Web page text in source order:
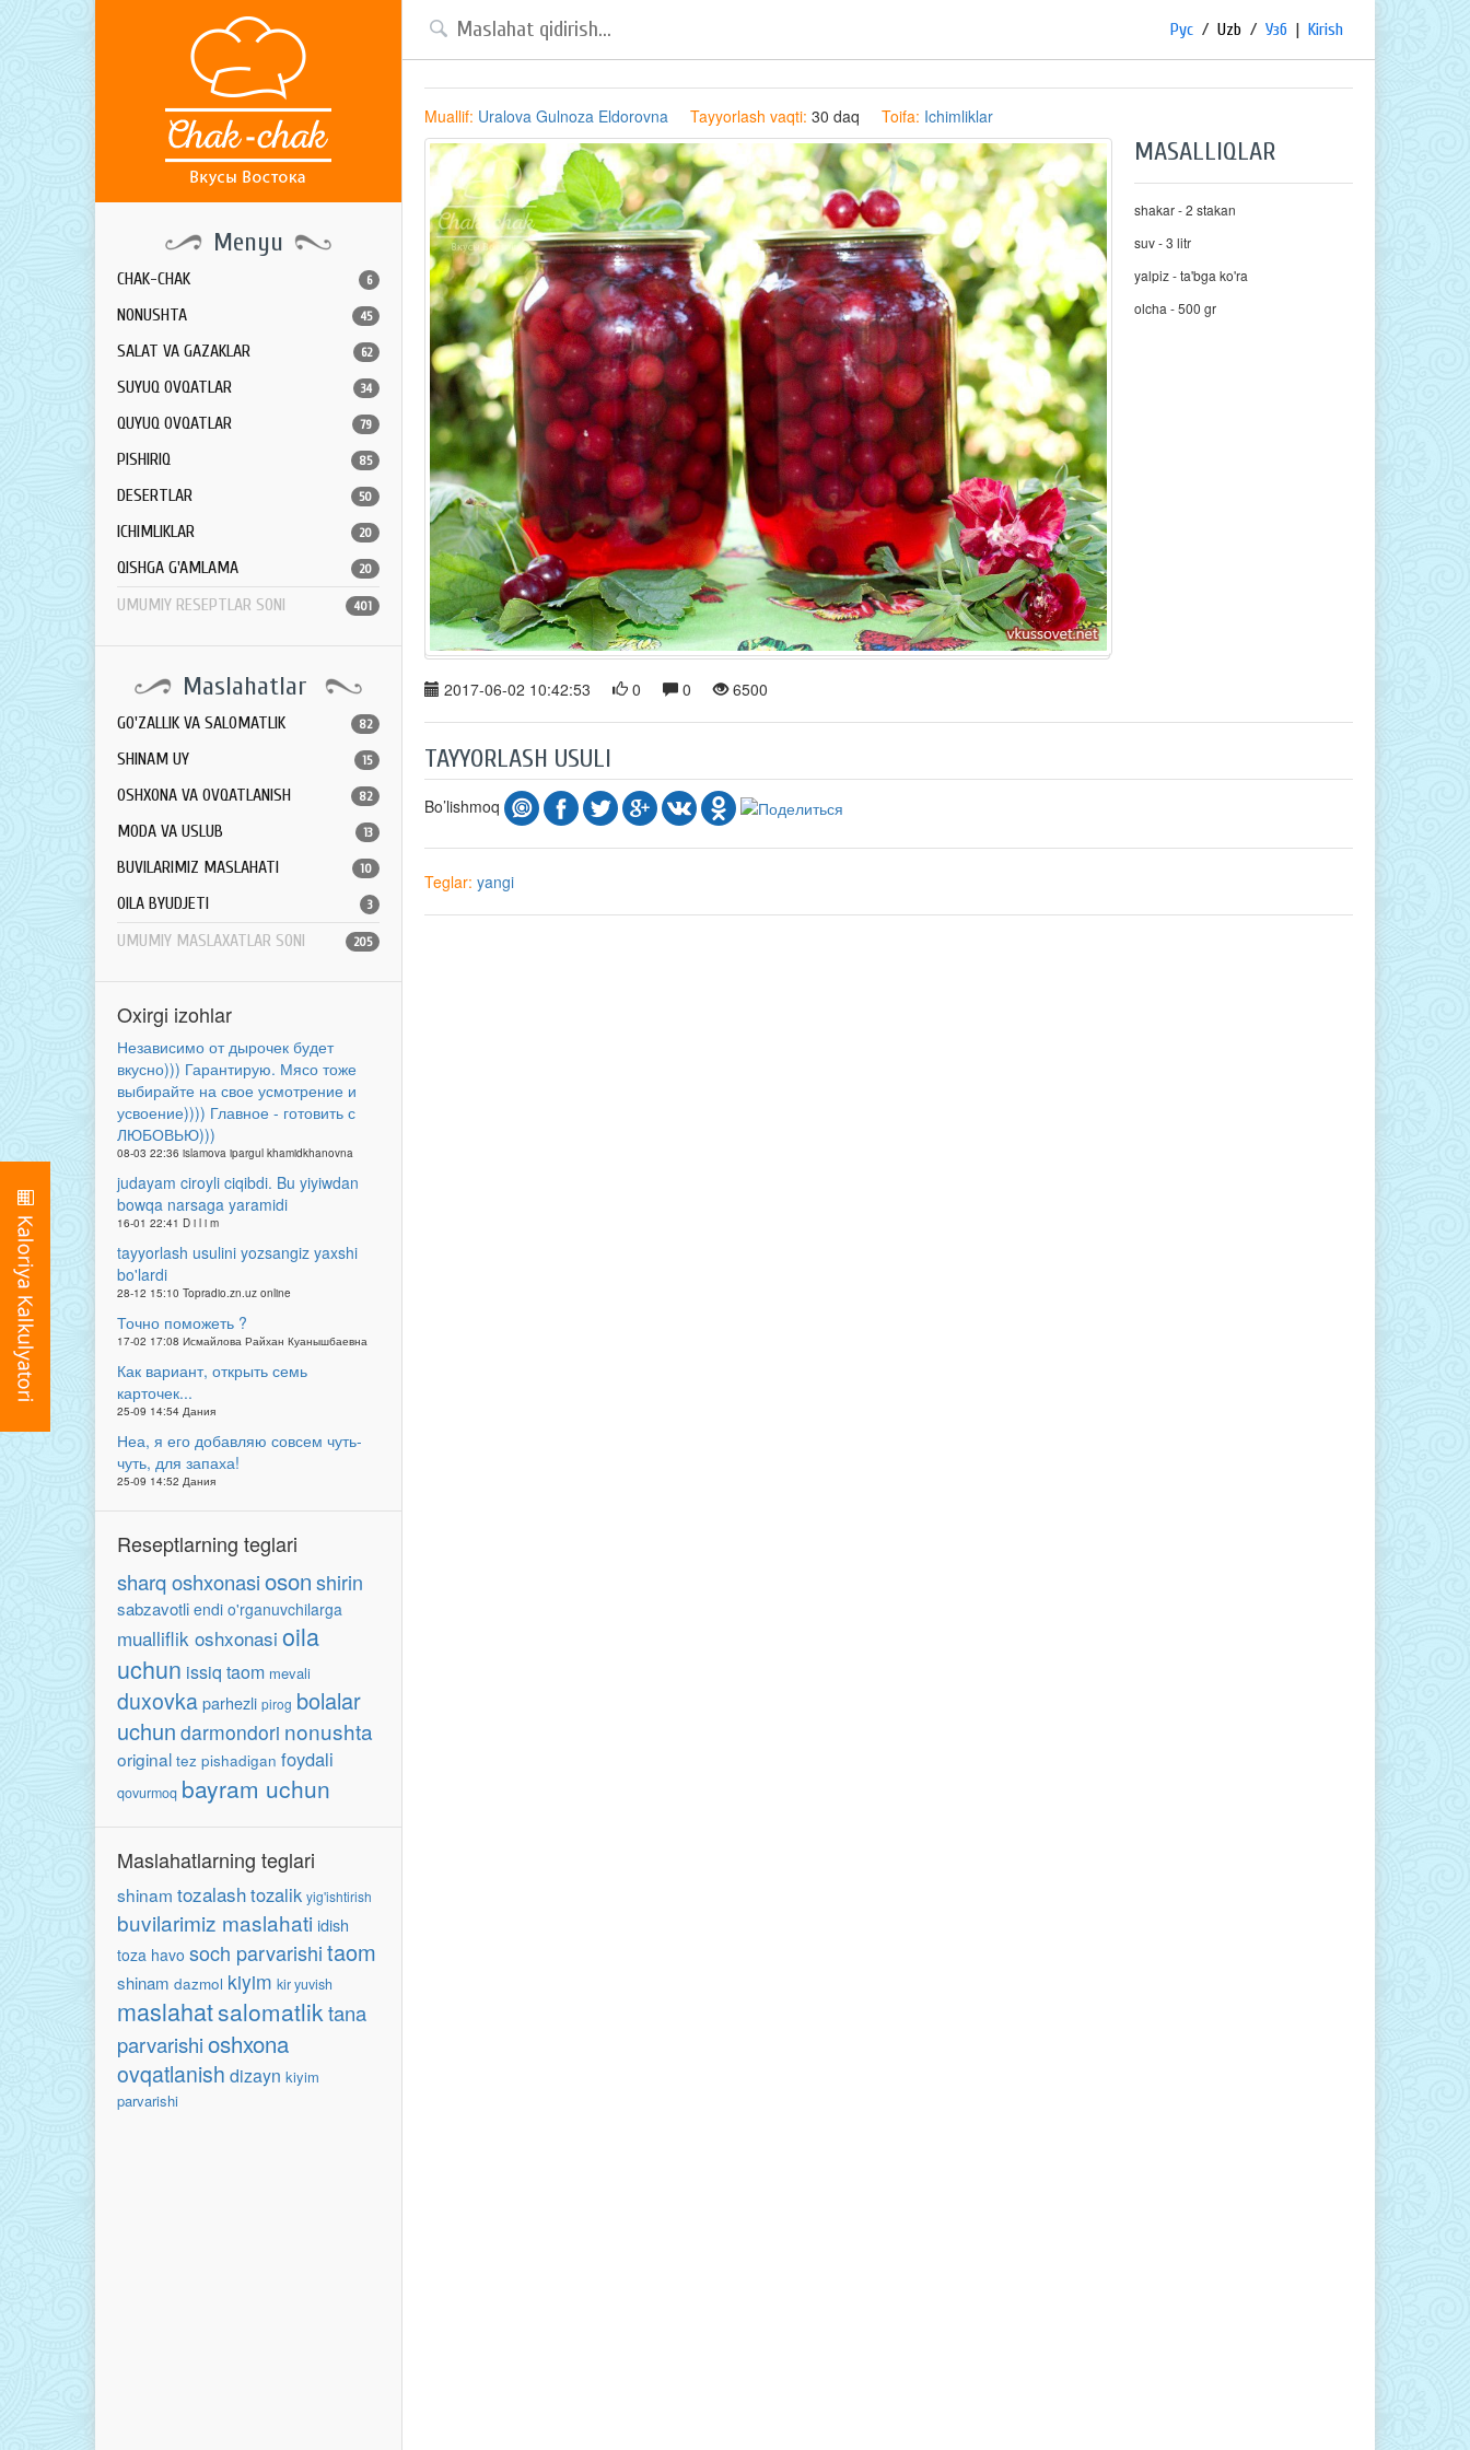
Menyu
CHAK-CHAK 6
NONUSHTA 45
SALAT VA GAZAKLAR 62
SUYUQ OVQATLAR 34
QUYUQ OVQATLAR 79
PISHIRIQ 85
DESERTLAR 50
ICHIMLIKLAR 20
QISHGA G'AMLAMA 20
UMUMIY RESEPTLAR SONI 401
Maslahatlar
GO'ZALLIK VA SALOMATLIK 82
SHINAM UY 15
OSHXONA VA OVQATLANISH 82
MODA VA USLUB 13
BUVILARIMIZ MASLAHATI 10
OILA BYUDJETI 3
UMUMIY MASLAXATLAR SONI 205
Oxirgi izohlar
Независимо от дырочек будет
вкусно))) Гарантирую. Мясо тоже
выбирайте на свое усмотрение и
усвоение)))) Главное - готовить с
ЛЮБОВЬЮ)))
08-03 22:36 islamova ipargul khamidkhanovna
judayam ciroyli ciqibdi. Bu yiyiwdan
bowqa narsaga yaramidi
16-01 22:41 D i l i m
tayyorlash usulini yozsangiz yaxshi
bo'lardi
28-12 15:10 Topradio.zn.uz online
Точно поможеть ?
17-02 17:08 Исмайлова Райхан Куанышбаевна
Как вариант, открыть семь
карточек...
25-09 14:54 Дания
Неа, я его добавляю совсем чуть-
чуть, для запаха!
25-09 14:52 Дания
Reseptlarning teglari
sharq oshxonasiosonshirin
sabzavotli endi o'rganuvchilarga
mualliflik oshxonasi oila
uchun issiq taom mevali
duxovkaparhezli pirog bolalar
uchun darmondori nonushta
original tez pishadigan foydali
qovurmoq bayram uchun
Maslahatlarning teglari
shinam tozalashtozalik yig'ishtirish
buvilarimiz maslahati idish
toza havo soch parvarishitaom
shinam dazmol kiyim kir yuvish
maslahatsalomatliktana
parvarishioshxona
ovqatlanish dizayn kiyim
parvarishi
Рус / Uzb / Узб | Kirish
Muallif: Uralova Gulnoza Eldorovna Tayyorlash vaqti: 30 daq Toifa: Ichimliklar
2017-06-02 10:42:53 0 0 6500
MASALLIQLAR
shakar - 2 stakan
suv - 3 litr
yalpiz - ta'bga ko'ra
olcha - 500 gr
TAYYORLASH USULI
Bo’lishmoq
Teglar: yangi